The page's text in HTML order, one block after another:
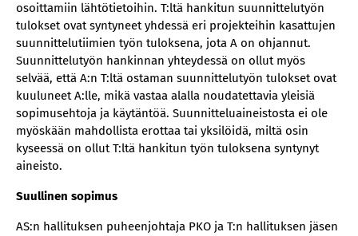
osoittamiin lähtötietoihin. T:ltä hankitun suunnittelutyön
tulokset ovat syntyneet yhdessä eri projekteihin kasattujen
suunnittelutiimien työn tuloksena, jota A on ohjannut.
Suunnittelutyön hankinnan yhteydessä on ollut myös
selvää, että A:n T:ltä ostaman suunnittelutyön tulokset ovat
kuuluneet A:lle, mikä vastaa alalla noudatettavia yleisiä
sopimusehtoja ja käytäntöä. Suunnitteluaineistosta ei ole
myöskään mahdollista erottaa tai yksilöidä, miltä osin
kyseessä on ollut T:ltä hankitun työn tuloksena syntynyt
aineisto.
Suullinen sopimus
AS:n hallituksen puheenjohtaja PKO ja T:n hallituksen jäsen